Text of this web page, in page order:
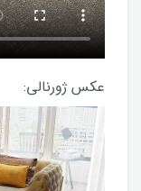
عکس ژورنالی: